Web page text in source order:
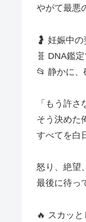
やがて最悪
🤰 妊娠中
🧬 DNA鑑
📂 静かに
「もう許さ
そう決めた
すべてを白
怒り、絶望
最後に待っ
🔥 スカッ